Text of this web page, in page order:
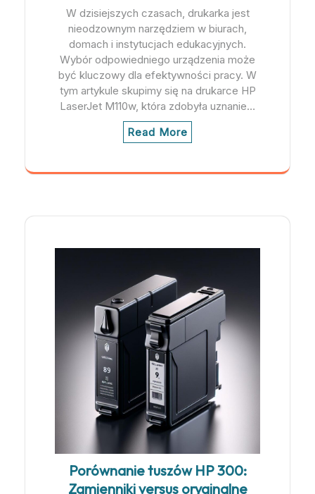
W dzisiejszych czasach, drukarka jest
nieodzownym narzędziem w biurach,
domach i instytucjach edukacyjnych.
Wybór odpowiedniego urządzenia może
być kluczowy dla efektywności pracy. W
tym artykule skupimy się na drukarce HP
LaserJet M110w, która zdobyła uznanie…
Read More
Porównanie tuszów HP 300:
Zamienniki versus oryginalne